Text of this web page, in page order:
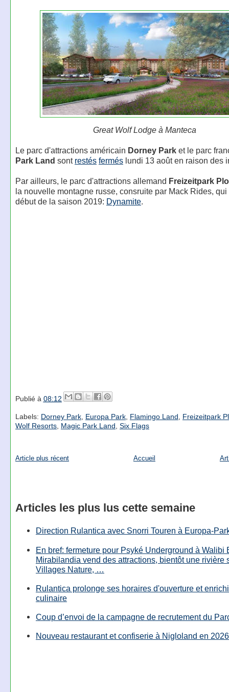
Great Wolf Lodge à Manteca
Le parc d'attractions américain Dorney Parket le parc
Park Land sont restés ferméslundi 13 août en raison des
Par ailleurs, le parc d'attractions allemand Freizeitpark
la nouvelle montagne russe, consruite par Mack Rides,
début de la saison 2019: Dynamite.
Publié à 08:12
Labels: Dorney Park, Europa Park, Flamingo Land
Freizeitpark
Wolf Resorts, Magic Park Land Six Flags
Article plus récent Accueil
Articles les plus lus cette semaine
Direction Rulantica avec Snorri Touren à Europa-
En bref: fermeture pour Psyké Underground à Walibi
Mirabilandia vend des attractions, bientôt une rivière
Villages Nature, …
Rulantica prolonge ses horaires d'ouverture et
culinaire
Coup d’envoi de la campagne de recrutement du
Nouveau restaurant et confiserie à Nigloland en 2026